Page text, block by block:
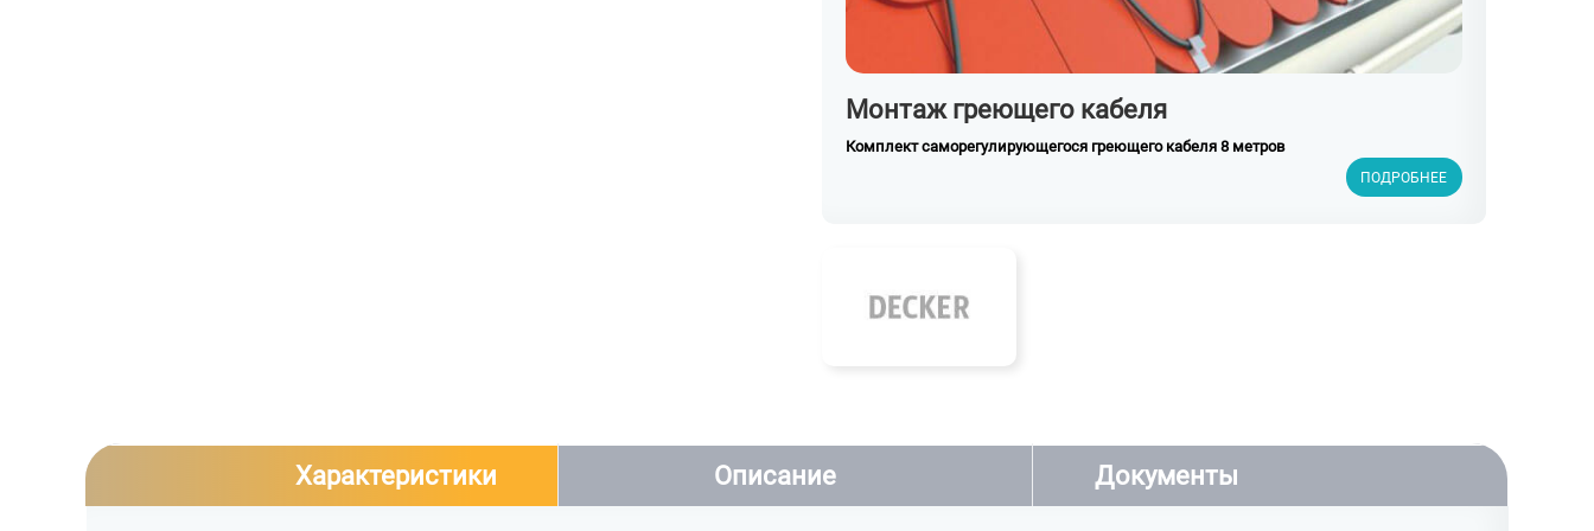
Монтаж греющего кабеля
Комплект саморегулирующегося греющего кабеля 8 метров
ПОДРОБНЕЕ
Характеристики Описание Документы